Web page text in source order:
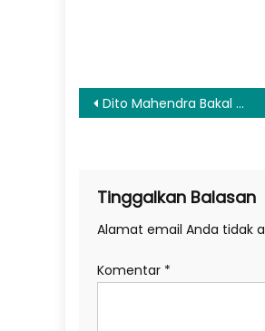
Navigasi
Dito Mahendra Bakal Dipanggil Bareskrim Besok, Masuk DPO Jika Mangkir Kembali
Tinggalkan Balasan
Alamat email Anda tidak
Komentar *